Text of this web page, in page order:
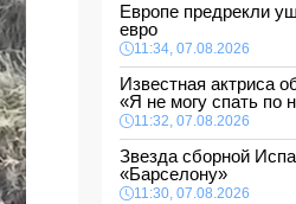
Европе предрекли
евро
11:34, 07.08.2026
Известная актриса
«Я не могу спать по
11:32, 07.08.2026
Звезда сборной
«Барселону»
11:30, 07.08.2026